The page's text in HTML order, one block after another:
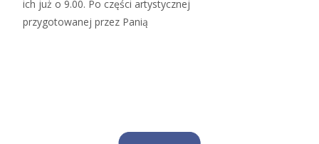
ich już o 9.00. Po części artystycznej
przygotowanej przez Panią